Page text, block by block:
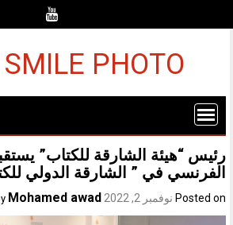
SMILE PHOTO
رئيس “هيئة الشارقة للكتاب”
الفرنسي في ” الشارقة الدولي للكتاب
Posted on نوفمبر 2, 2022 Mohamed awad